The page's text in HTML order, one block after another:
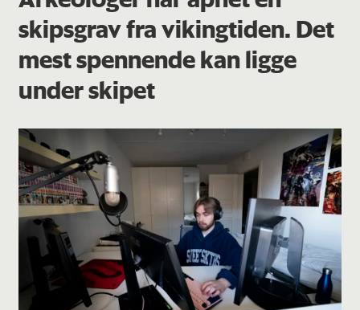
skipsgrav fra vikingtiden. Det
mest spennende kan ligge
under skipet